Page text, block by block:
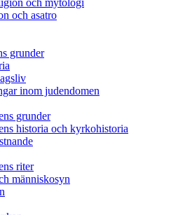
och asatro
grunder
inom judendomen
grunder
historia och kyrkohistoria
riter
människosyn